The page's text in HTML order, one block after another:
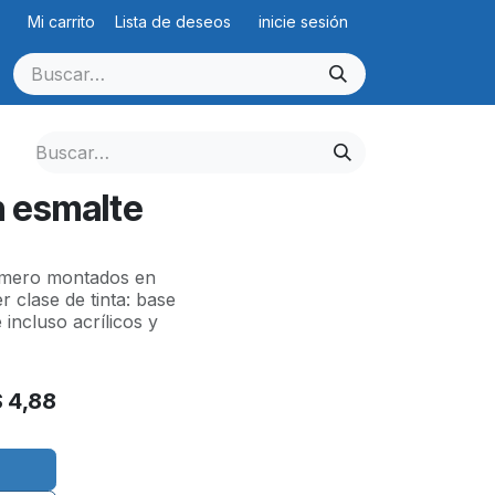
Mi carrito Lista de deseos inicie sesión
esmalte
montados en
clase de tinta: base
incluso acrílicos y
4,88